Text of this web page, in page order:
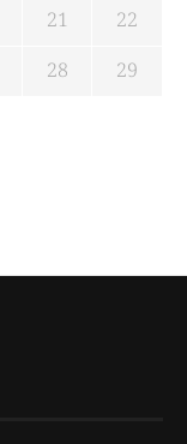
21
22
28
29